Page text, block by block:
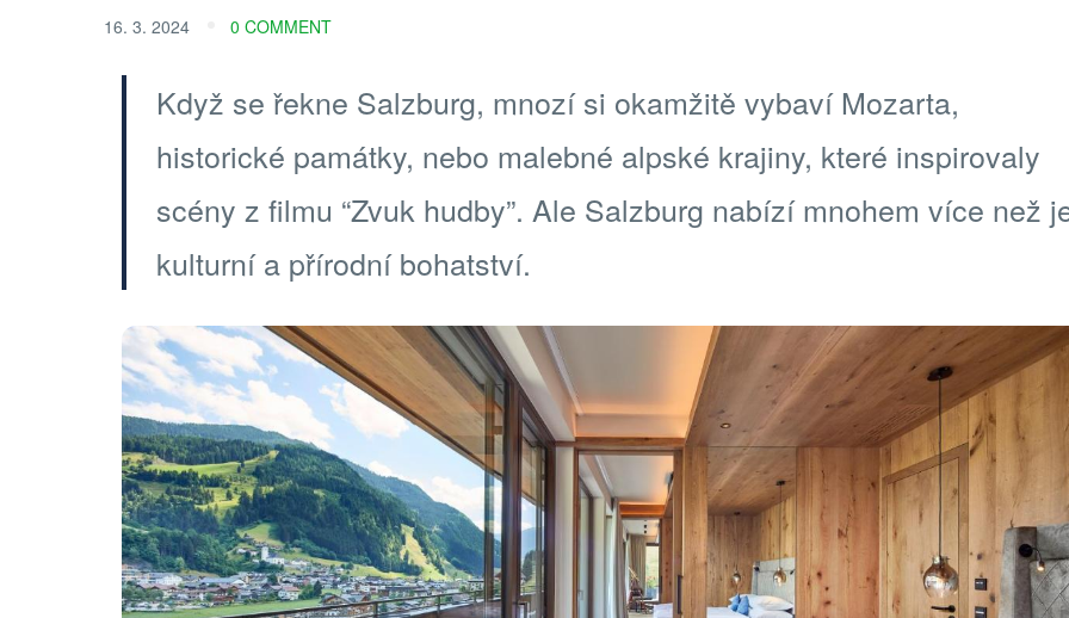
16. 3. 2024 0 COMMENT
Když se řekne Salzburg, mnozí si okamžitě vybaví Mozarta,
historické památky, nebo malebné alpské krajiny, které inspirovaly
scény z filmu “Zvuk hudby”. Ale Salzburg nabízí mnohem více než
kulturní a přírodní bohatství.